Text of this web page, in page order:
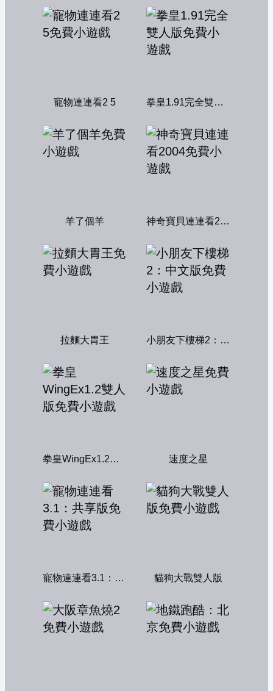
寵物連連看2 5 拳皇1.91完全雙人版
羊了個羊 神奇寶貝連連看2004
拉麵大胃王 小朋友下樓梯2：中文版
拳皇WingEx1.2雙人版 速度之星
寵物連連看3.1：共享版 貓狗大戰雙人版